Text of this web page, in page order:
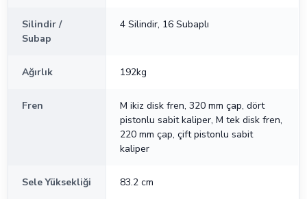
Silindir /
Subap
4 Silindir, 16 Subaplı
Ağırlık 192kg
Fren
M ikiz disk fren, 320 mm çap, dört
pistonlu sabit kaliper, M tek disk fren,
220 mm çap, çift pistonlu sabit
kaliper
Sele Yüksekliği 83.2 cm